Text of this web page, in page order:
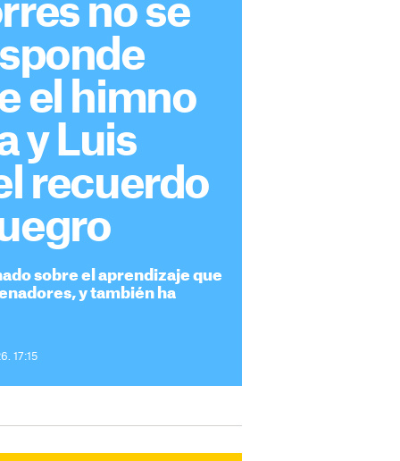
no se
el himno
y Luis
recuerdo
sobre el aprendizaje que
y también ha
17:15